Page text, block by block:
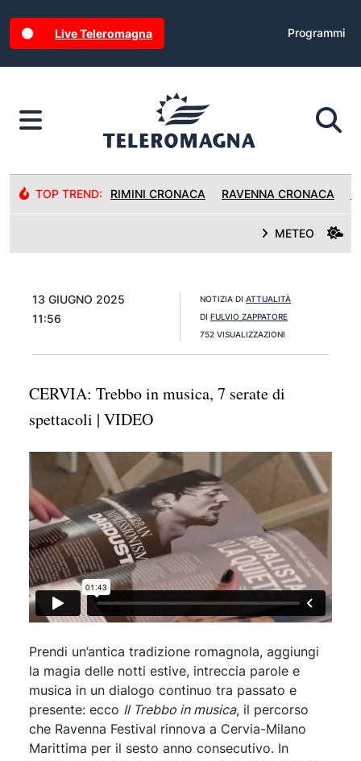
Live Teleromagna Programmi
TOP TREND: RIMINI CRONACA RAVENNA CRONACA
METEO
13 GIUGNO 2025
11:56
NOTIZIA DI ATTUALITÀ
DI FULVIO ZAPPATORE
752 VISUALIZZAZIONI
CERVIA: Trebbo in musica, 7 serate di
spettacoli | VIDEO
Prendi un’antica tradizione romagnola, aggiungi
la magia delle notti estive, intreccia parole e
musica in un dialogo continuo tra passato e
presente: ecco Il Trebbo in musica, il percorso
che Ravenna Festival rinnova a Cervia-Milano
Marittima per il sesto anno consecutivo. In